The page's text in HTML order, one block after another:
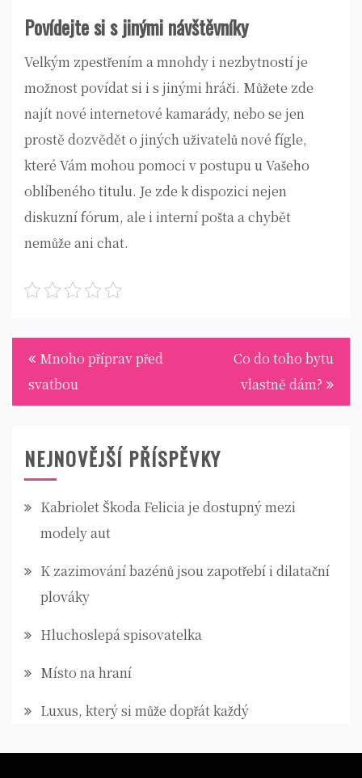
Povídejte si s jinými návštěvníky
Velkým zpestřením a mnohdy i nezbytností je
možnost povídat si i s jinými hráči. Můžete zde
najít nové internetové kamarády, nebo se jen
prostě dozvědět o jiných uživatelů nové fígle,
které Vám mohou pomoci v postupu u Vašeho
oblíbeného titulu. Je zde k dispozici nejen
diskuzní fórum, ale i interní pošta a chybět
nemůže ani chat.
Navigace
pro
příspěvek
Mnoho příprav před
svatbou
Co do toho bytu
vlastně dám?
NEJNOVĚJŠÍ PŘÍSPĚVKY
Kabriolet Škoda Felicia je dostupný mezi
modely aut
K zazimování bazénů jsou zapotřebí i dilatační
plováky
Hluchoslepá spisovatelka
Místo na hraní
Luxus, který si může dopřát každý